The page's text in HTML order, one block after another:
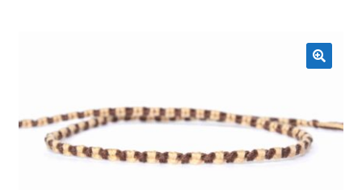
Validation de la commande